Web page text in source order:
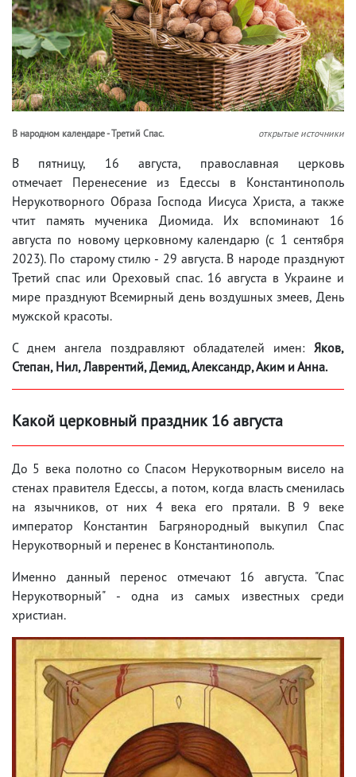
В народном календаре - Третий Спас. открытые источники
В пятницу, 16 августа, православная церковь
отмечает Перенесение из Едессы в Константинополь
Нерукотворного Образа Господа Иисуса Христа, а также
чтит память му­че­ника Ди­о­мида. Их вспоминают 16
августа по новому церковному календарю (с 1 сентября
2023). По старому стилю - 29 августа. В народе празднуют
Третий спас или Ореховый спас. 16 августа в Украине и
мире празднуют Всемирный день воздушных змеев, День
мужской красоты.
С днем ангела поздравляют обладателей имен: Яков,
Степан, Нил, Лаврентий, Демид, Александр, Аким и Анна.
Какой церковный праздник 16 августа
До 5 века полотно со Спасом Нерукотворным висело на
стенах правителя Едессы, а потом, когда власть сменилась
на язычников, от них 4 века его прятали. В 9 веке
император Константин Багрянородный выкупил Спас
Нерукотворный и перенес в Константинополь.
Именно данный перенос отмечают 16 августа. "Спас
Нерукотворный" - одна из самых известных среди
христиан.